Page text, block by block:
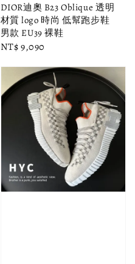
DIOR迪奧 B23 Oblique 透明
材質 logo 時尚 低幫跑步鞋
男款 EU39 裸鞋
Regular
NT$ 9,090